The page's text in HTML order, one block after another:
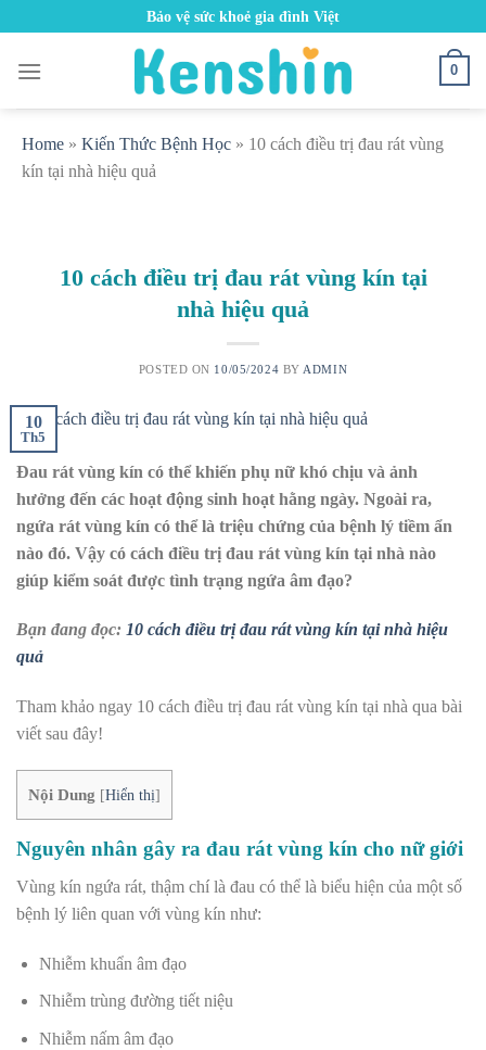
content
Bảo vệ sức khoẻ gia đình Việt
0
Home » Kiến Thức Bệnh Học » 10 cách điều trị đau rát vùng
kín tại nhà hiệu quả
10 cách điều trị đau rát vùng kín tại
nhà hiệu quả
POSTED ON 10/05/2024 BY ADMIN
10
Th5
Đau rát vùng kín có thể khiến phụ nữ khó chịu và ảnh
hưởng đến các hoạt động sinh hoạt hằng ngày. Ngoài ra,
ngứa rát vùng kín có thể là triệu chứng của bệnh lý tiềm ẩn
nào đó. Vậy có cách điều trị đau rát vùng kín tại nhà nào
giúp kiểm soát được tình trạng ngứa âm đạo?
Bạn đang đọc: 10 cách điều trị đau rát vùng kín tại nhà hiệu
quả
Tham khảo ngay 10 cách điều trị đau rát vùng kín tại nhà qua bài
viết sau đây!
Nội Dung [Hiển thị]
Nguyên nhân gây ra đau rát vùng kín cho nữ giới
Vùng kín ngứa rát, thậm chí là đau có thể là biểu hiện của một số
bệnh lý liên quan với vùng kín như:
Nhiễm khuẩn âm đạo
Nhiễm trùng đường tiết niệu
Nhiễm nấm âm đạo